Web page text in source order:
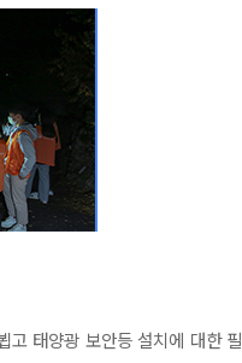
고 태양광 보안등 설치에 대한 필